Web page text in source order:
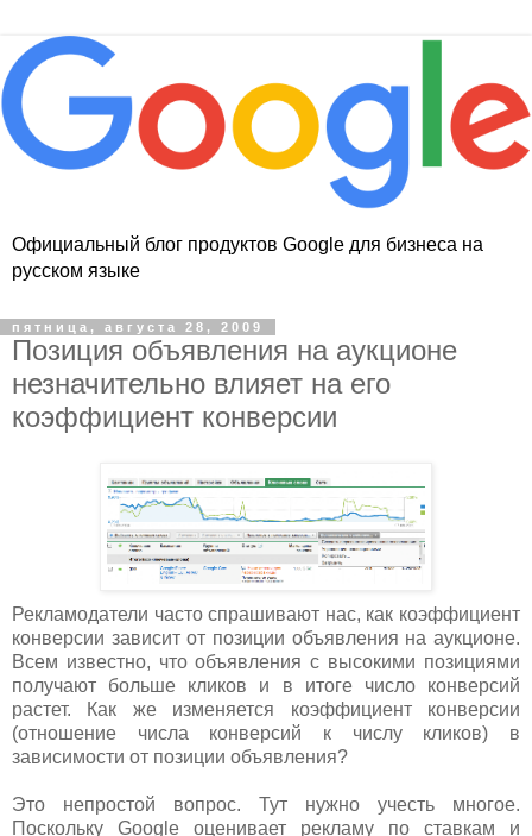
Официальный блог продуктов Google для бизнеса на
русском языке
пятница, августа 28, 2009
Позиция объявления на аукционе
незначительно влияет на его
коэффициент конверсии
Рекламодатели часто спрашивают нас, как коэффициент
конверсии зависит от позиции объявления на аукционе.
Всем известно, что объявления с высокими позициями
получают больше кликов и в итоге число конверсий
растет. Как же изменяется коэффициент конверсии
(отношение числа конверсий к числу кликов) в
зависимости от позиции объявления?
Это непростой вопрос. Тут нужно учесть многое.
Поскольку Google оценивает рекламу по ставкам и